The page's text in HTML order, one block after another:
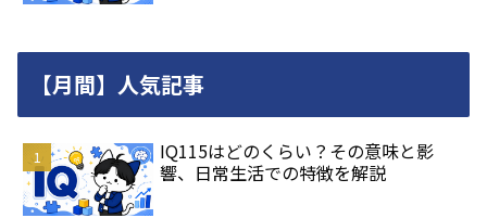
【月間】人気記事
IQ115はどのくらい？その意味と影
響、日常生活での特徴を解説